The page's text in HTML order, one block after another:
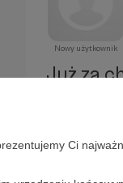
Ci
Nowy użytkownik
Już za